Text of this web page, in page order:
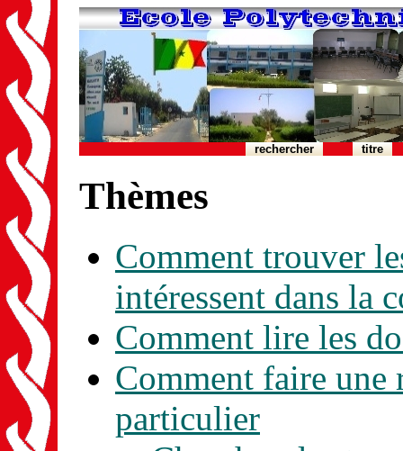
rechercher titre
Thèmes
Comment trouver
intéressent dans la
Comment lire les
Comment faire une
particulier